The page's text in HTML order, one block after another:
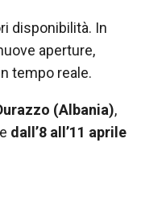
disponibilità. In
aperture,
tempo reale.
(Albania),
dall’8 all’11 aprile